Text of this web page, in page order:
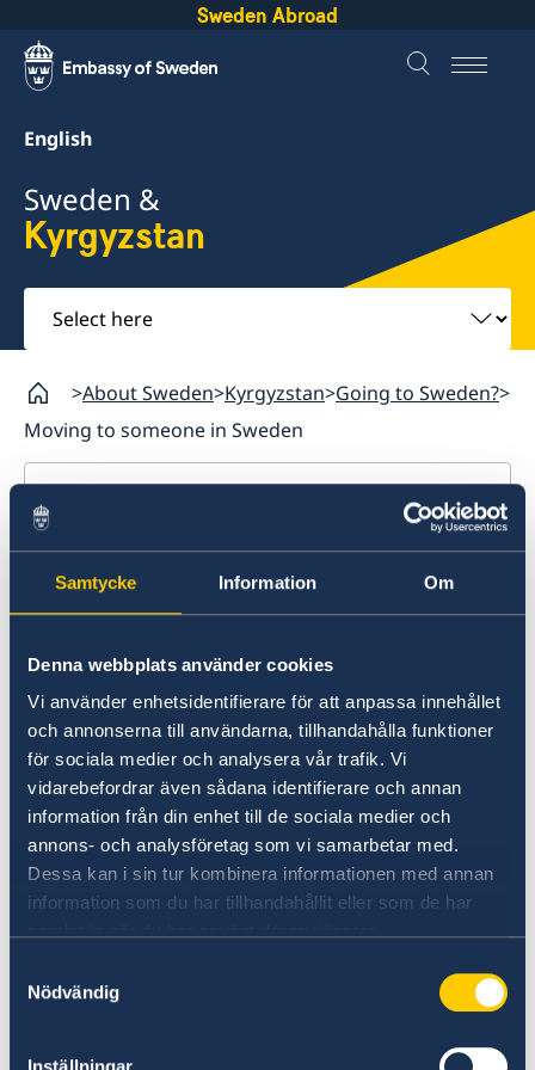
Samtycke Information Om
Denna webbplats använder cookies
Vi använder enhetsidentifierare för att anpassa innehållet
och annonserna till användarna, tillhandahålla funktioner
för sociala medier och analysera vår trafik. Vi
vidarebefordrar även sådana identifierare och annan
information från din enhet till de sociala medier och
annons- och analysföretag som vi samarbetar med.
Dessa kan i sin tur kombinera informationen med annan
information som du har tillhandahållit eller som de har
Nödvändig
Inställningar
Sweden Abroad
English
Sweden &
Kyrgyzstan
Select
here
About Sweden Kyrgyzstan Going to Sweden?
Moving to someone in Sweden
Kyrgyzstan
Going to Sweden?
Visiting Sweden
Moving to someone in Sweden
Studying in Sweden
Moving to someone in
Sweden
handled by the
Consulate-General of Sweden in Istanbul.
Basic information about: Moving to
someone in Sweden
Basic information applicable to all countries is
conditions also apply – for more information,
drop-down list.